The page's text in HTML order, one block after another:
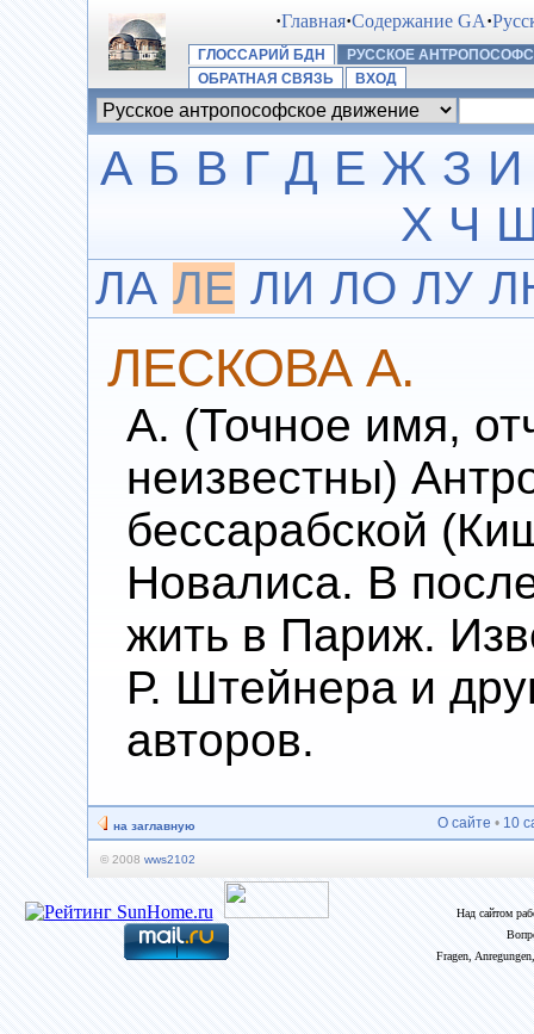
·Главная·Содержание GA·
ГЛОССАРИЙ БДН
РУССКОЕ
ОБРАТНАЯ СВЯЗЬ
ВХОД
А Б В Г Д Е Ж З И
Х Ч
ЛА ЛЕ ЛИ ЛО ЛУ
ЛЕСКОВА А.
А. (Точное имя,
неизвестны)
бессарабской
Новалиса. В
жить в Париж.
Р. Штейнера и
авторов.
на заглавную О сайте • 10
© 2008 wws2102
Над сайтом
Fragen,